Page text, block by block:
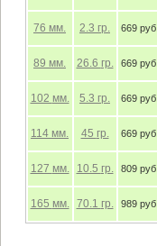
76 мм. 2.3 гр. 669 руб.
89 мм. 26.6 гр. 669 руб.
102 мм. 5.3 гр. 669 руб.
114 мм. 45 гр. 669 руб.
127 мм. 10.5 гр. 809 руб.
165 мм. 70.1 гр. 989 руб.